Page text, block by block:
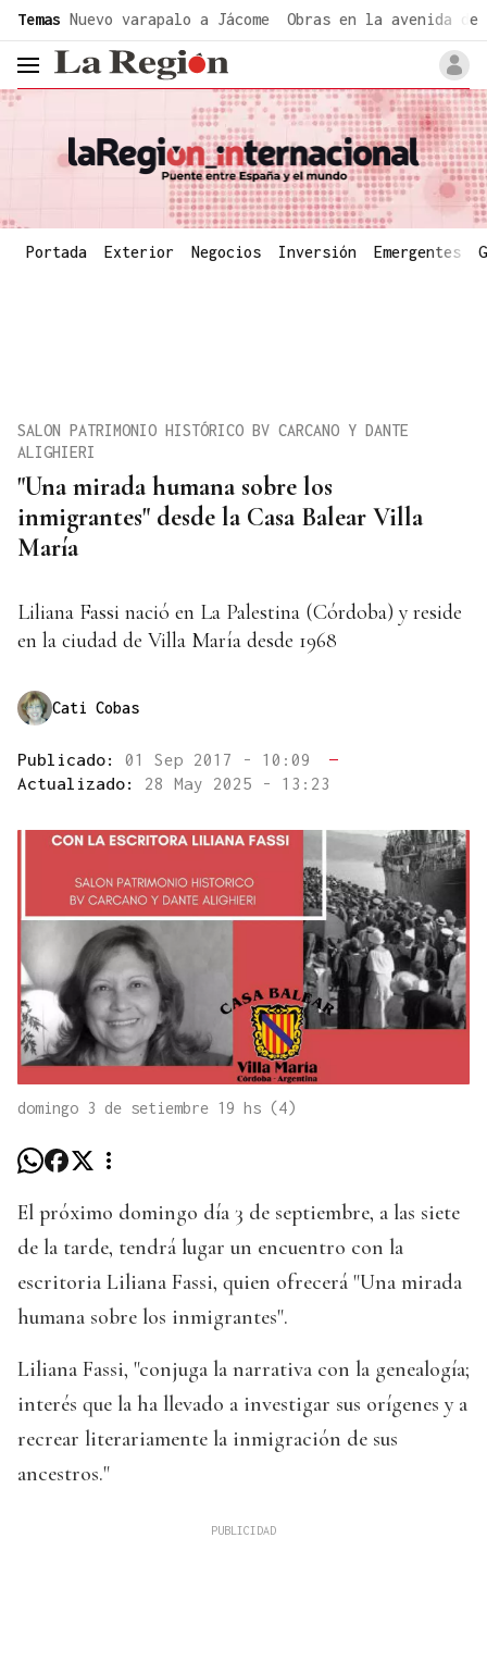
Temas Nuevo varapalo a Jácome Obras en la avenida de
header.menu.open
Portada Exterior Negocios Inversión Emergentes
"Una mirada humana sobre los
inmigrantes" desde la Casa Balear Villa
María
SALON PATRIMONIO HISTÓRICO BV CARCANO Y DANTE
ALIGHIERI
Liliana Fassi nació en La Palestina (Córdoba) y reside
en la ciudad de Villa María desde 1968
Cati Cobas
Publicado: 01 Sep 2017 - 10:09
—
Actualizado: 28 May 2025 - 13:23
domingo 3 de setiembre 19 hs (4)
El próximo domingo día 3 de septiembre, a las siete
de la tarde, tendrá lugar un encuentro con la
escritoria Liliana Fassi, quien ofrecerá "Una mirada
humana sobre los inmigrantes".
Liliana Fassi, "conjuga la narrativa con la genealogía;
interés que la ha llevado a investigar sus orígenes y a
recrear literariamente la inmigración de sus
ancestros."